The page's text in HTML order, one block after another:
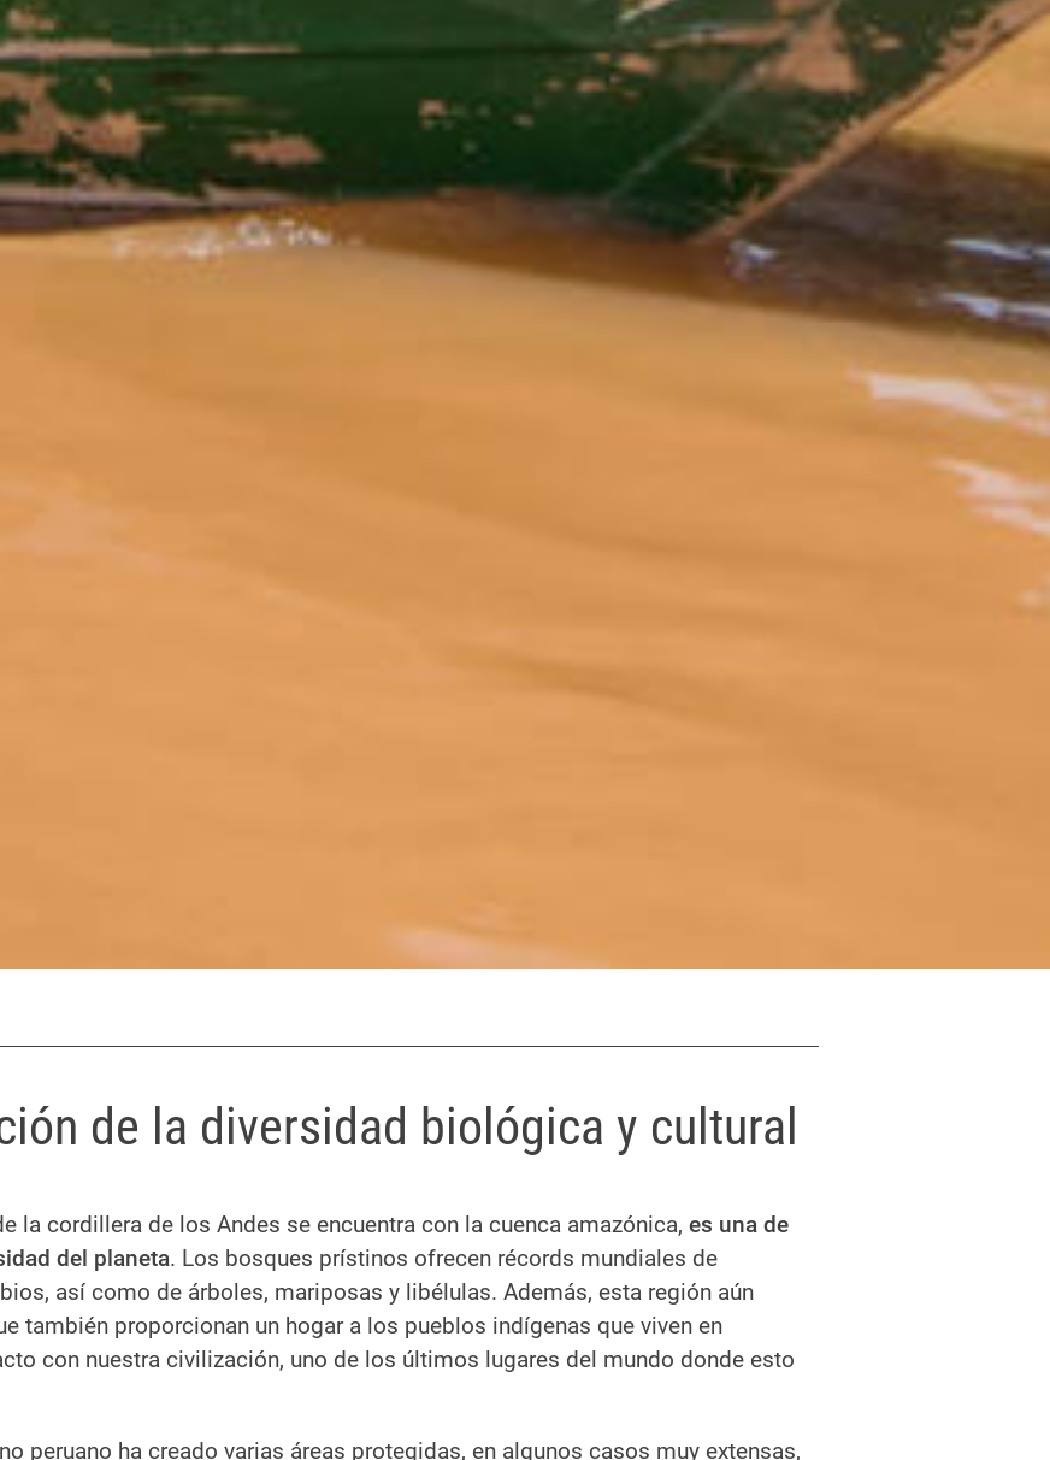
de la diversidad biológica y cultural
la cordillera de los Andes se encuentra con la cuenca amazónica, es una de
del planeta. Los bosques prístinos ofrecen récords mundiales de
así como de árboles, mariposas y libélulas. Además, esta región aún
también proporcionan un hogar a los pueblos indígenas que viven en
con nuestra civilización, uno de los últimos lugares del mundo donde esto
peruano ha creado varias áreas protegidas, en algunos casos muy extensas,